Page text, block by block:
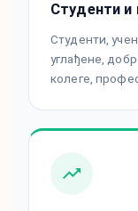
Студенти и
Студенти,
углађене,
колеге,